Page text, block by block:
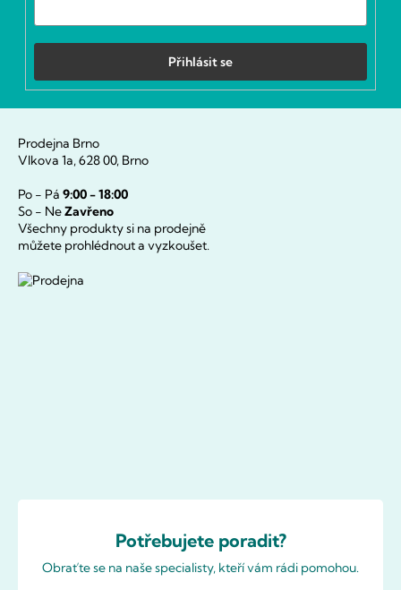
Přihlásit se
Prodejna Brno
Vlkova 1a, 628 00, Brno
Po - Pá 9:00 - 18:00
So - NeZavřeno
Všechny produkty si na prodejně
můžete prohlédnout a vyzkoušet.
Potřebujete poradit?
Obraťte se na naše specialisty, kteří vám rádi pomohou.